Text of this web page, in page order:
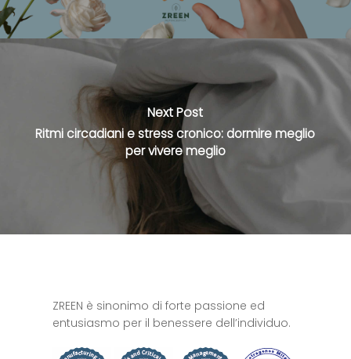
Next Post
Ritmi circadiani e stress cronico: dormire meglio
per vivere meglio
ZREEN è sinonimo di forte passione ed
entusiasmo per il benessere dell’individuo.